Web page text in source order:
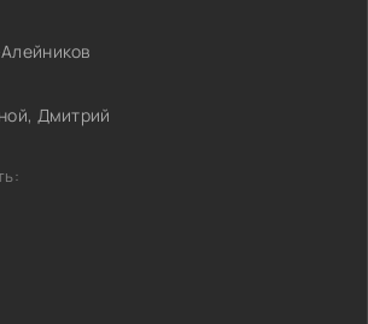
Дмитрий